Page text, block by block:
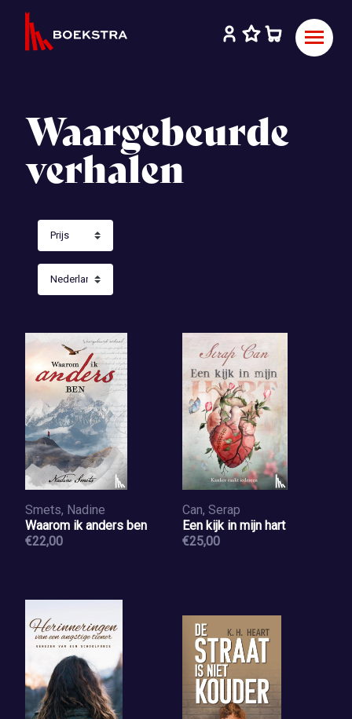
Waargebeurde
verhalen
Smets, Nadine
Waarom ik anders ben
€22,00
Can, Serap
Een kijk in mijn hart
€25,00